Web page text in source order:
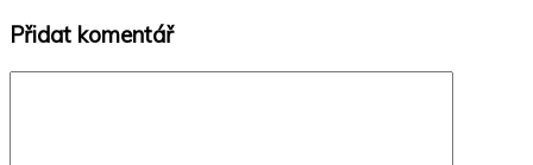
Přidat komentář